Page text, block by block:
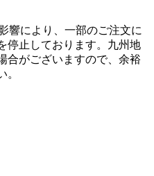
響により、一部のご注文に
停止しております。九州地
合がございますので、余裕
。